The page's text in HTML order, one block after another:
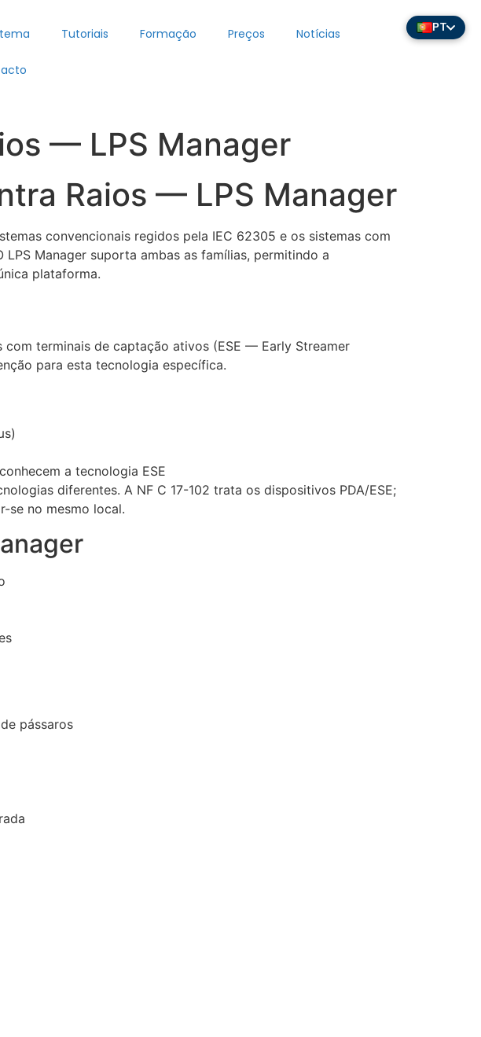
Tutoriais Formação Preços Notícias
— LPS Manager
Raios — LPS Manager
convencionais regidos pela IEC 62305 e os sistemas com
Manager suporta ambas as famílias, permitindo a
plataforma.
terminais de captação ativos (ESE — Early Streamer
para esta tecnologia específica.
a tecnologia ESE
diferentes. A NF C 17-102 trata os dispositivos PDA/ESE;
se no mesmo local.
pássaros
PT